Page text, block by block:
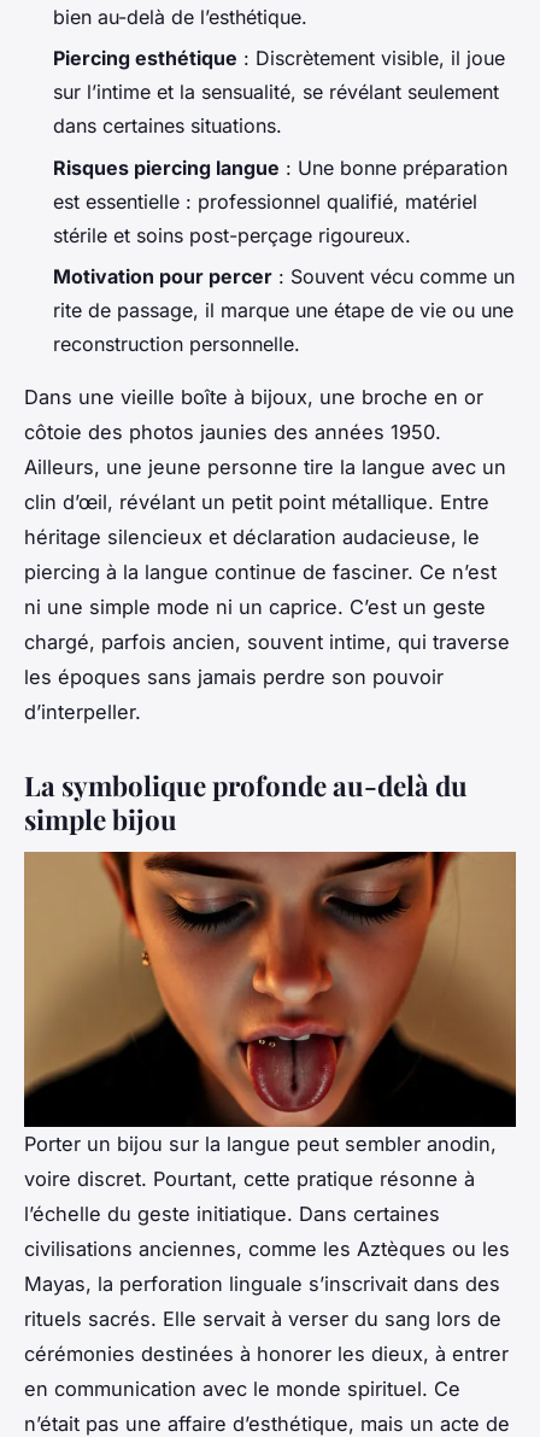
bien au-delà de l’esthétique.
Piercing esthétique : Discrètement visible, il joue
sur l’intime et la sensualité, se révélant seulement
dans certaines situations.
Risques piercing langue : Une bonne préparation
est essentielle : professionnel qualifié, matériel
stérile et soins post-perçage rigoureux.
Motivation pour percer : Souvent vécu comme un
rite de passage, il marque une étape de vie ou une
reconstruction personnelle.
Dans une vieille boîte à bijoux, une broche en or
côtoie des photos jaunies des années 1950.
Ailleurs, une jeune personne tire la langue avec un
clin d’œil, révélant un petit point métallique. Entre
héritage silencieux et déclaration audacieuse, le
piercing à la langue continue de fasciner. Ce n’est
ni une simple mode ni un caprice. C’est un geste
chargé, parfois ancien, souvent intime, qui traverse
les époques sans jamais perdre son pouvoir
d’interpeller.
La symbolique profonde au-delà du
simple bijou
Porter un bijou sur la langue peut sembler anodin,
voire discret. Pourtant, cette pratique résonne à
l’échelle du geste initiatique. Dans certaines
civilisations anciennes, comme les Aztèques ou les
Mayas, la perforation linguale s’inscrivait dans des
rituels sacrés. Elle servait à verser du sang lors de
cérémonies destinées à honorer les dieux, à entrer
en communication avec le monde spirituel. Ce
n’était pas une affaire d’esthétique, mais un acte de